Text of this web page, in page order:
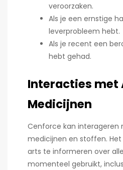
veroorzaken.
Als je een ernstige
leverprobleem hebt.
Als je recent een
hebt gehad.
Interacties met
Medicijnen
Cenforce kan interageren
medicijnen en stoffen. Het
arts te informeren over
momenteel gebruikt,